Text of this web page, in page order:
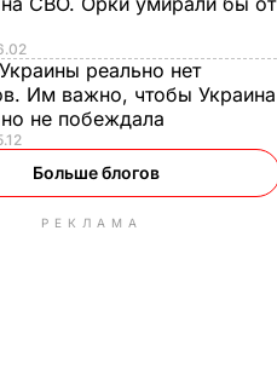
реально нет
Им важно, чтобы Украина
не побеждала
Больше блогов
РЕКЛАМА